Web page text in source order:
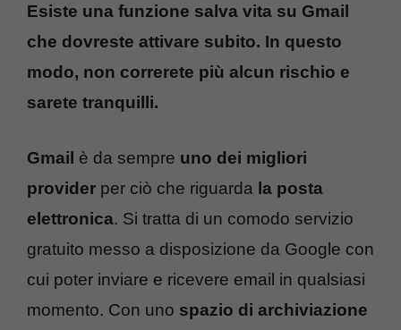
Esiste una funzione salva vita su Gmail
che dovreste attivare subito. In questo
modo, non correrete più alcun rischio e
sarete tranquilli.
Gmail è da sempre uno dei migliori
provider per ciò che riguarda la posta
elettronica. Si tratta di un comodo servizio
gratuito messo a disposizione da Google con
cui poter inviare e ricevere email in qualsiasi
momento. Con uno spazio di archiviazione